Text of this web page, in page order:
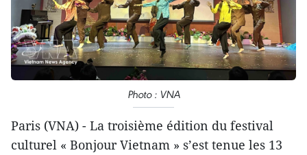
Photo : VNA
Paris (VNA) - La troisième édition du festival
culturel « Bonjour Vietnam » s’est tenue les 13